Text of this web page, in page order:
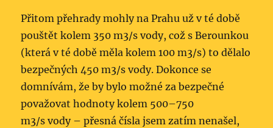
Přitom přehrady mohly na Prahu už v té době
pouštět kolem 350 m3/s vody, což s Berounkou
(která v té době měla kolem 100 m3/s) to dělalo
bezpečných 450 m3/s vody. Dokonce se
domnívám, že by bylo možné za bezpečné
považovat hodnoty kolem 500–750
m3/s vody – přesná čísla jsem zatím nenašel,